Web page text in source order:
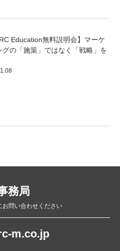
Education無料説明会】マーケ
グの「施策」ではなく「戦略」を
務局
お問い合わせください
m.co.jp